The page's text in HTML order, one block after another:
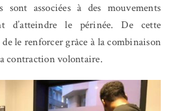
sont associées à des mouvements
d’atteindre le périnée. De cette
le renforcer grâce à la combinaison
contraction volontaire.